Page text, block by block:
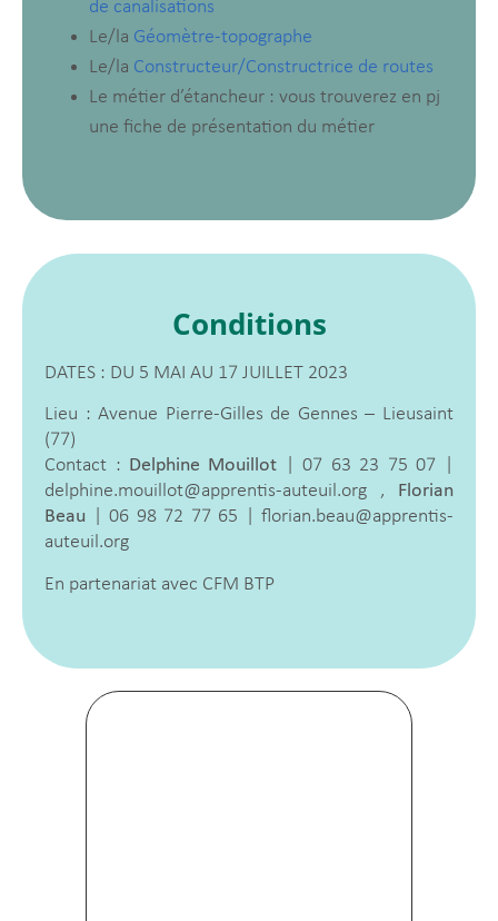
de canalisations
Le/la Géomètre-topographe
Le/la Constructeur/Constructrice de routes
Le métier d’étancheur : vous trouverez en pj
une fiche de présentation du métier
Conditions
DATES : DU 5 MAI AU 17 JUILLET 2023
Lieu : Avenue Pierre-Gilles de Gennes – Lieusaint
(77)
Contact : Delphine Mouillot | 07 63 23 75 07 |
delphine.mouillot@apprentis-auteuil.org , Florian
Beau | 06 98 72 77 65 | florian.beau@apprentis-
auteuil.org
En partenariat avec CFM BTP